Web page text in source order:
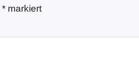
* markiert